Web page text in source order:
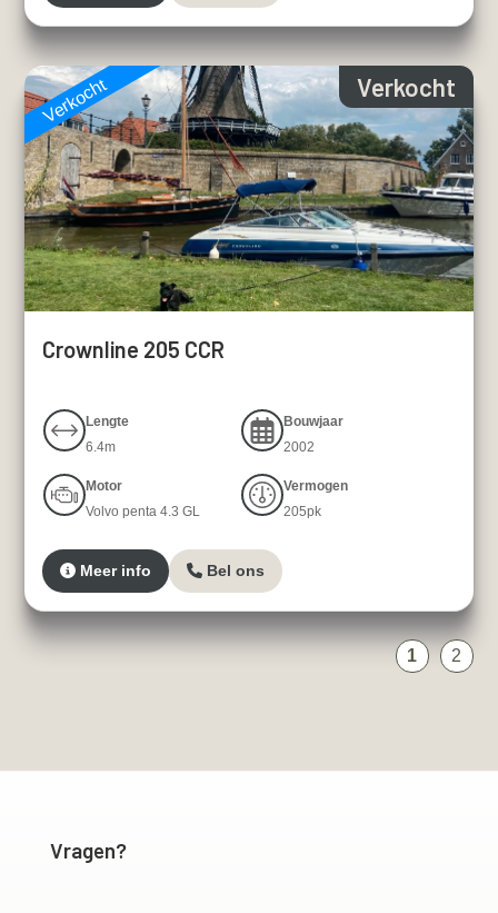
Verkocht
Verkocht
Crownline 205 CCR
Lengte
6.4m
Bouwjaar
2002
Motor
Volvo penta 4.3 GL
Vermogen
205pk
Meer info Bel ons
1 2
Vragen?